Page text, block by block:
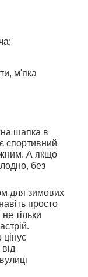
м'яка
шапка в
спортивний
А якщо
без
для зимових
просто
тільки